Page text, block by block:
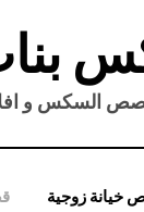
السكس و
خيانة زوجية